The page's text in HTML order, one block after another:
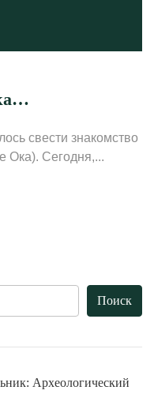
свести знакомство
Ока). Сегодня,...
Археологический